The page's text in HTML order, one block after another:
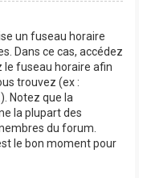
un fuseau horaire
Dans ce cas, accédez
fuseau horaire afin
trouvez (ex :
Notez que la
la plupart des
du forum.
le bon moment pour